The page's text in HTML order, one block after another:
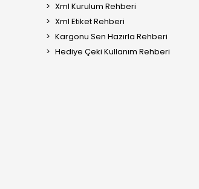
Xml Kurulum Rehberi
Xml Etiket Rehberi
Kargonu Sen Hazırla Rehberi
Hediye Çeki Kullanım Rehberi